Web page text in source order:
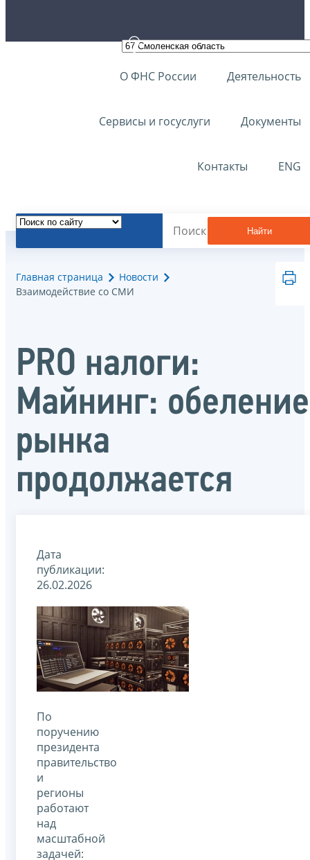
О ФНС России Деятельность
Сервисы и госуслуги Документы
Контакты ENG
Найти
Главная страница
Новости
Взаимодействие со СМИ
PRO налоги:
Майнинг: обеление
рынка
продолжается
Дата
публикации:
26.02.2026
По
поручению
президента
правительство
и
регионы
работают
над
масштабной
задачей: